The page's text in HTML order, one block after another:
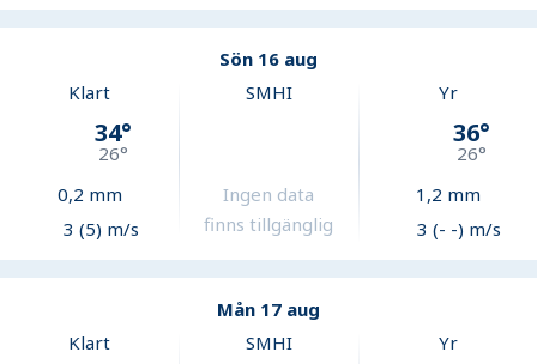
Sön 16 aug
Klart
34°
26°
0,2 mm
3 (5) m/s
SMHI
Ingen data
finns tillgänglig
Yr
36°
26°
1,2 mm
3 (- -) m/s
Mån 17 aug
Klart
SMHI Yr